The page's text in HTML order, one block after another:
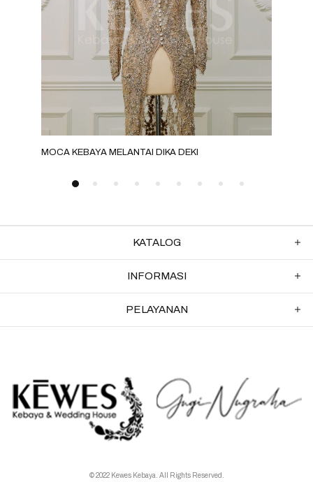
MOCA KEBAYA MELANTAI DIKA DEKI
KATALOG
INFORMASI
PELAYANAN
© 2022 Kewes Kebaya. All Rights Reserved.